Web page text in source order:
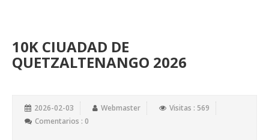
10K CIUADAD DE
QUETZALTENANGO 2026
2026-02-03 Webmaster
Visitas : 569
Comentarios : 0